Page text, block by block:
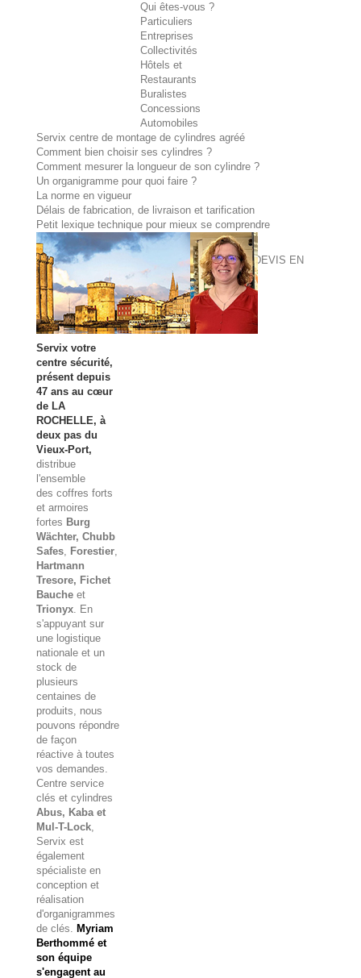
Qui êtes-vous ?
Particuliers
Entreprises
Collectivités
Hôtels et
Restaurants
Buralistes
Concessions
Automobiles
Servix centre de montage de cylindres agréé
Comment bien choisir ses cylindres ?
Comment mesurer la longueur de son cylindre ?
Un organigramme pour quoi faire ?
La norme en vigueur
Délais de fabrication, de livraison et tarification
Petit lexique technique pour mieux se comprendre
Servix votre
centre sécurité,
présent depuis
47 ans au cœur
de LA
ROCHELLE, à
deux pas du
Vieux-Port,
distribue
l'ensemble
des coffres forts
et armoires
fortes Burg
Wächter, Chubb
Safes, Forestier,
Hartmann
Tresore, Fichet
Bauche et
Trionyx. En
s'appuyant sur
une logistique
nationale et un
stock de
plusieurs
centaines de
produits, nous
pouvons répondre
de façon
réactive à toutes
vos demandes.
Centre service
clés et cylindres
Abus, Kaba et
Mul-T-Lock,
Servix est
également
spécialiste en
conception et
réalisation
d'organigrammes
de clés. Myriam
Berthommé et
son équipe
s'engagent au
DEVIS EN
LIGNE